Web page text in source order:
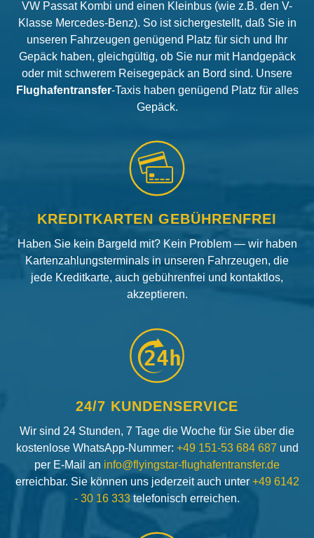
VW Passat Kombi und einen Kleinbus (wie z.B. den V-
Klasse Mercedes-Benz). So ist sichergestellt, daß Sie in
unseren Fahrzeugen genügend Platz für sich und Ihr
Gepäck haben, gleichgültig, ob Sie nur mit Handgepäck
oder mit schwerem Reisegepäck an Bord sind. Unsere
Flughafentransfer-Taxis haben genügend Platz für alles
Gepäck.
KREDITKARTEN GEBÜHRENFREI
Haben Sie kein Bargeld mit? Kein Problem — wir haben
Kartenzahlungsterminals in unseren Fahrzeugen, die
jede Kreditkarte, auch gebührenfrei und kontaktlos,
akzeptieren.
24h
24/7 KUNDENSERVICE
Wir sind 24 Stunden, 7 Tage die Woche für Sie über die
kostenlose WhatsApp-Nummer: +49 151-53 684 687 und
per E-Mail an info@flyingstar-flughafentransfer.de
erreichbar. Sie können uns jederzeit auch unter +49 6142
- 30 16 333 telefonisch erreichen.